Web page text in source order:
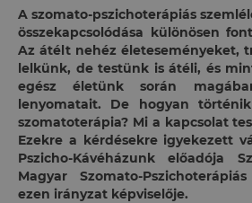
A szomato-pszichoterápiás
összekapcsolódása különösen
Az átélt nehéz életeseményeket,
lelkünk, de testünk is átéli, és
egész életünk során
lenyomatait. De hogyan
szomatoterápia? Mi a kapcsolat
Ezekre a kérdésekre igyekezett
Pszicho-Kávéházunk előadója
Magyar Szomato-
ezen irányzat képviselője.